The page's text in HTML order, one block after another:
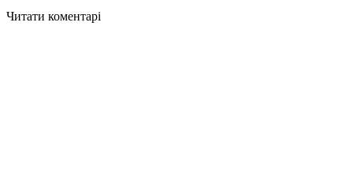
Читати коментарі